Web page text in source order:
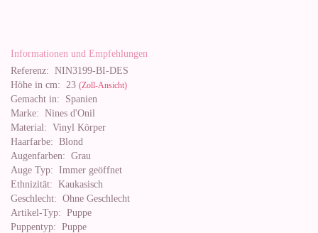
Informationen und Empfehlungen
Referenz: NIN3199-BI-DES
Höhe in cm: 23 (Zoll-Ansicht)
Gemacht in: Spanien
Marke: Nines d'Onil
Material: Vinyl Körper
Haarfarbe: Blond
Augenfarben: Grau
Auge Typ: Immer geöffnet
Ethnizität: Kaukasisch
Geschlecht: Ohne Geschlecht
Artikel-Typ: Puppe
Puppentyp: Puppe